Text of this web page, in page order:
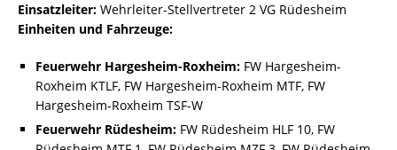
Einsatzleiter: Wehrleiter-Stellvertreter 2 VG Rüdesheim
Einheiten und Fahrzeuge:
Feuerwehr Hargesheim-Roxheim: FW Hargesheim-
Roxheim KTLF, FW Hargesheim-Roxheim MTF, FW
Hargesheim-Roxheim TSF-W
Feuerwehr Rüdesheim: FW Rüdesheim HLF 10, FW